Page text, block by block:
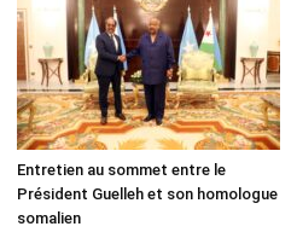
Entretien au sommet entre le
Président Guelleh et son homologue
somalien